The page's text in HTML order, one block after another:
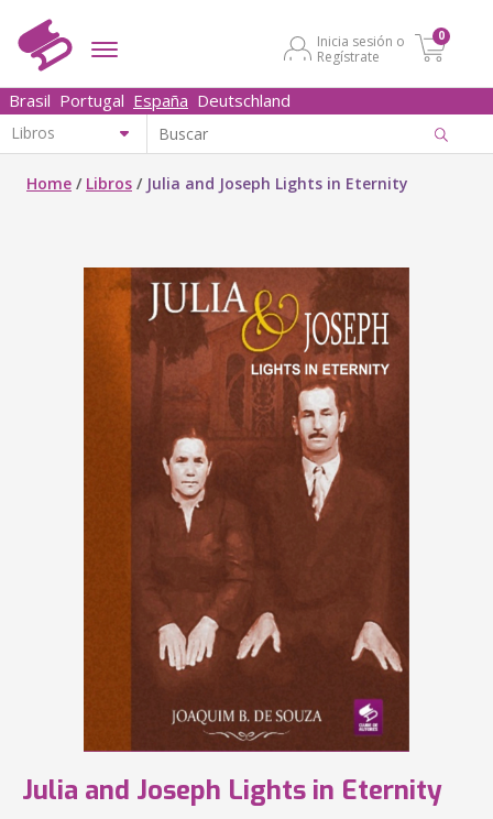
Inicia sesión o
Regístrate
0
Brasil Portugal España Deutschland
Home / Libros / Julia and Joseph Lights in Eternity
Julia and Joseph Lights in Eternity